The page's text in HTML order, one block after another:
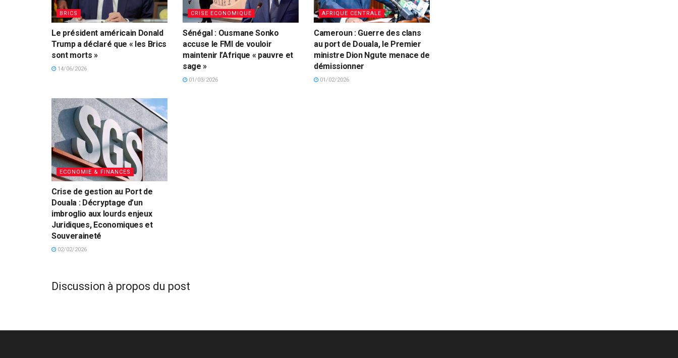
BRICS
Le président américain Donald
Trump a déclaré que « les Brics
sont morts »
14/06/2026
CRISE ECONOMIQUE
Sénégal : Ousmane Sonko
accuse le FMI de vouloir
maintenir l’Afrique « pauvre et
sage »
01/03/2026
AFRIQUE CENTRALE
Cameroun : Guerre des clans
au port de Douala, le Premier
ministre Dion Ngute menace de
démissionner
01/02/2026
ECONOMIE & FINANCES
Crise de gestion au Port de
Douala : Décryptage d’un
imbroglio aux lourds enjeux
Juridiques, Economiques et
Souveraineté
02/02/2026
Discussion à propos du post